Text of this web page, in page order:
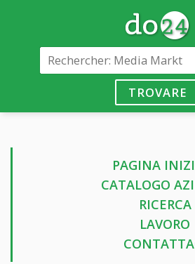
TROVARE
PAGINA
CATALOGO
RICERCA
LAVORO